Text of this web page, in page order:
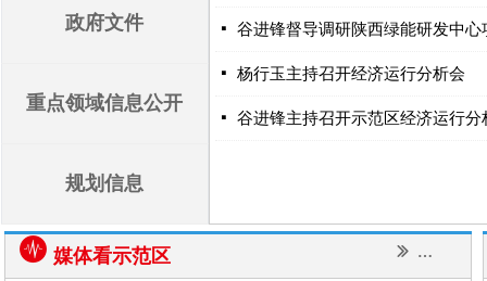
政府文件
重点领域信息公开
规划信息
넷 谷进锋督导调研陕西绿能研发中心
넷 杨行玉主持召开经济运行分析会
넷 谷进锋主持召开示范区经济运行分
媒体看示范区
뀱 ꅀ 更多